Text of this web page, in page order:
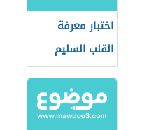
اختبار معرفة
القلب السليم